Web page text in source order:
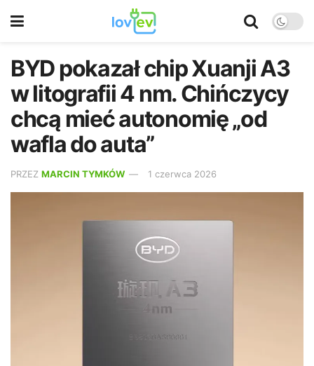
BYD pokazał chip Xuanji A3
w litografii 4 nm. Chińczycy
chcą mieć autonomię „od
wafla do auta”
PRZEZ MARCIN TYMKÓW 1 czerwca 2026